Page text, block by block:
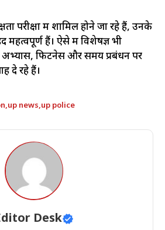
परीक्षा में शामिल होने जा रहे हैं, उनके
हैं। ऐसे में विशेषज्ञ भी
अभ्यास, फिटनेस और समय प्रबंधन पर
दे रहे हैं।
,up news,up police
Desk